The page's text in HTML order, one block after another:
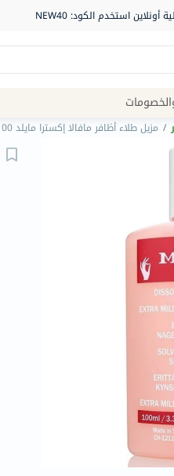
/ مزيل طلاء أظافر مافالا إكسترا مايلد 100 مل